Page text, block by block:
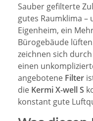
Sauber gefilterte
gutes Raumklima –
Eigenheim, ein
Bürogebäude
zeichnen sich
einen
angebotene Filter
die Kermi X-well S
konstant gute